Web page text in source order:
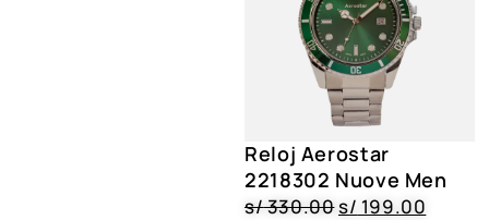
Reloj Aerostar
2218302 Nuove Men
s/330.00s/ 199.00